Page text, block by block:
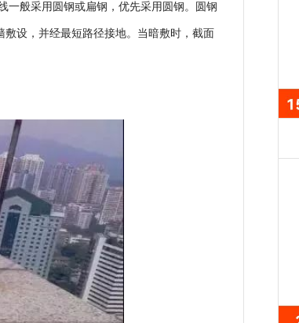
一般采用圆钢或扁钢，优先采用圆钢。圆钢
敷设，并经最短路径接地。当暗敷时，截面